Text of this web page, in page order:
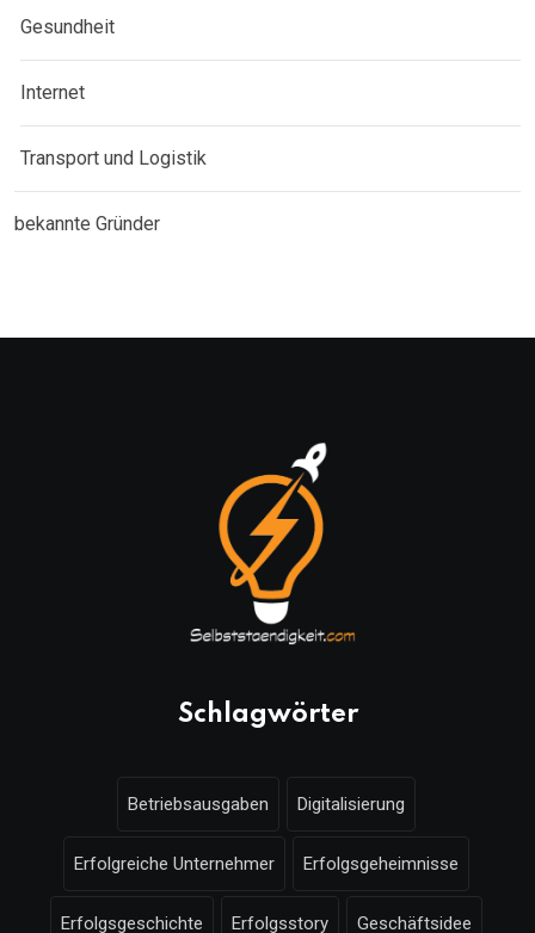
Gesundheit
Internet
Transport und Logistik
bekannte Gründer
Schlagwörter
Betriebsausgaben Digitalisierung
Erfolgreiche Unternehmer Erfolgsgeheimnisse
Erfolgsgeschichte Erfolgsstory Geschäftsidee